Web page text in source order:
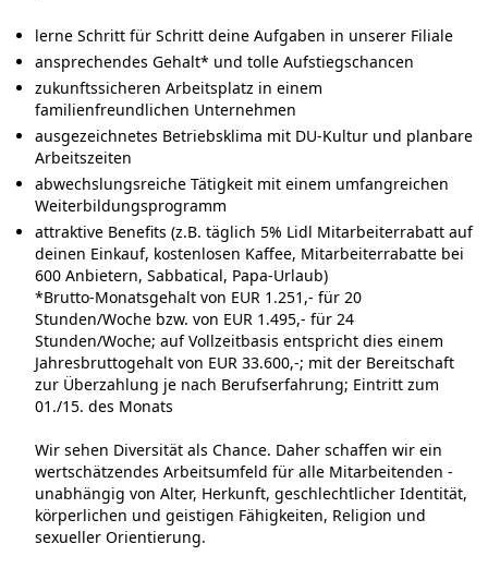
lerne Schritt für Schritt deine Aufgaben in unserer Filiale
ansprechendes Gehalt* und tolle Aufstiegschancen
zukunftssicheren Arbeitsplatz in einem
familienfreundlichen Unternehmen
ausgezeichnetes Betriebsklima mit DU-Kultur und planbare
Arbeitszeiten
abwechslungsreiche Tätigkeit mit einem umfangreichen
Weiterbildungsprogramm
attraktive Benefits (z.B. täglich 5% Lidl Mitarbeiterrabatt auf
deinen Einkauf, kostenlosen Kaffee, Mitarbeiterrabatte bei
600 Anbietern, Sabbatical, Papa-Urlaub)
*Brutto-Monatsgehalt von EUR 1.251,- für 20
Stunden/Woche bzw. von EUR 1.495,- für 24
Stunden/Woche; auf Vollzeitbasis entspricht dies einem
Jahresbruttogehalt von EUR 33.600,-; mit der Bereitschaft
zur Überzahlung je nach Berufserfahrung; Eintritt zum
01./15. des Monats
Wir sehen Diversität als Chance. Daher schaffen wir ein
wertschätzendes Arbeitsumfeld für alle Mitarbeitenden -
unabhängig von Alter, Herkunft, geschlechtlicher Identität,
körperlichen und geistigen Fähigkeiten, Religion und
sexueller Orientierung.